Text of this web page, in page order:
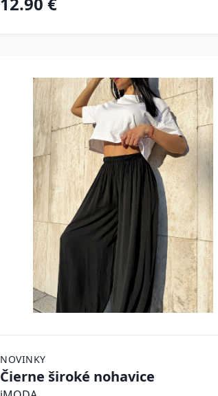
NOVINKY
Čierne široké nohavice